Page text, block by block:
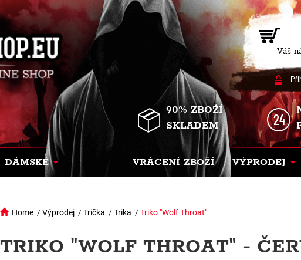
Váš
90% ZBOŽÍ
SKLADEM
DÁMSKÉ VRÁCENÍ ZBOŽÍ VÝPRODEJ
Home /Výprodej /Trička /Trika /Triko "Wolf Throat"
TRIKO "WOLF THROAT" -